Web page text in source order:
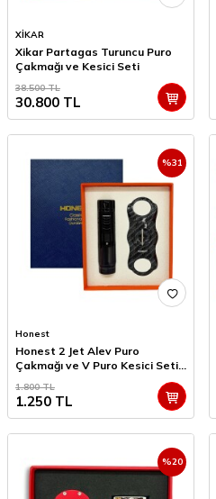
XİKAR
Xikar Partagas Turuncu Puro
Çakmağı ve Kesici Seti
38.500TL
30.800 TL
%31
Honest
Honest 2 Jet Alev Puro
Çakmağı ve V Puro Kesici Seti
1.800TL
1.250 TL
%20